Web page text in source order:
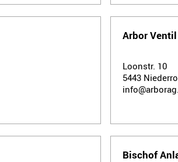
Arbor
Loonstr. 10
5443
Bischof